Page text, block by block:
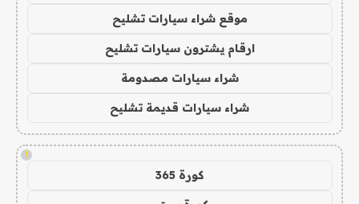
موقع شراء سيارات تشليح
ارقام يشترون سيارات تشليح
شراء سيارات مصدومة
شراء سيارات قديمة تشليح
!
كورة 365